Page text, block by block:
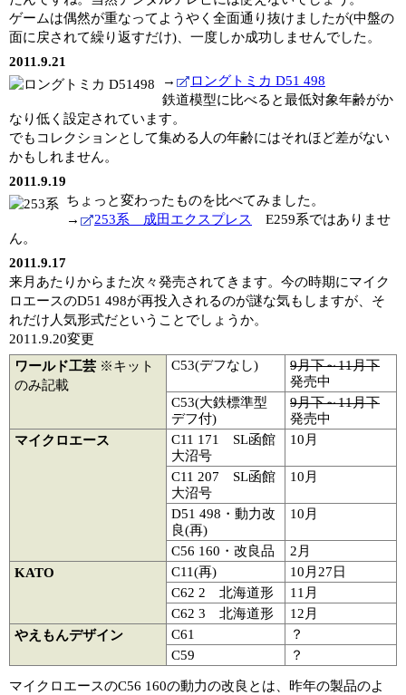
ゲームは偶然が重なってようやく全面通り抜けましたが(中盤の
面に戻されて繰り返すだけ)、一度しか成功しませんでした。
2011.9.21
→
ロングトミカ D51 498
鉄道模型に比べると最低対象年齢がか
なり低く設定されています。
でもコレクションとして集める人の年齢にはそれほど差がない
かもしれません。
2011.9.19
ちょっと変わったものを比べてみました。
→
253系 成田エクスプレス
E259系ではありませ
ん。
2011.9.17
来月あたりからまた次々発売されてきます。今の時期にマイク
ロエースのD51 498が再投入されるのが謎な気もしますが、そ
れだけ人気形式だということでしょうか。
2011.9.20変更
ワールド工芸 ※キット
のみ記載
C53(デフなし)
9月下～11月下
発売中
C53(大鉄標準型
デフ付)
9月下～11月下
発売中
マイクロエース
C11 171 SL函館
大沼号
10月
C11 207 SL函館
大沼号
10月
D51 498・動力改
良(再)
10月
C56 160・改良品
2月
KATO
C11(再)
10月27日
C62 2 北海道形
11月
C62 3 北海道形
12月
やえもんデザイン
C61
？
C59
？
マイクロエースのC56 160の動力の改良とは、昨年の製品のよ